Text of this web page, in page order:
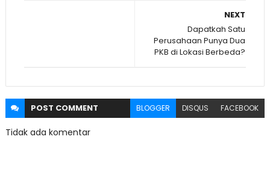
NEXT
Dapatkah Satu
Perusahaan Punya Dua
PKB di Lokasi Berbeda?
POST COMMENT BLOGGER DISQUS FACEBOOK
Tidak ada komentar